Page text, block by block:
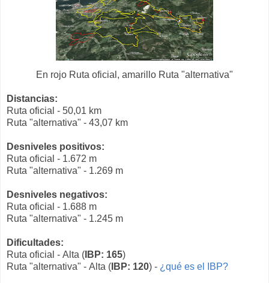
En rojo Ruta oficial, amarillo Ruta "alternativa"
Distancias:
Ruta oficial - 50,01 km
Ruta "alternativa" - 43,07 km
Desniveles positivos:
Ruta oficial - 1.672 m
Ruta "alternativa" - 1.269 m
Desniveles negativos:
Ruta oficial - 1.688 m
Ruta "alternativa" - 1.245 m
Dificultades:
Ruta oficial - Alta ( IBP: 165)
Ruta "alternativa" - Alta ( IBP: 120) - ¿qué es el IBP?